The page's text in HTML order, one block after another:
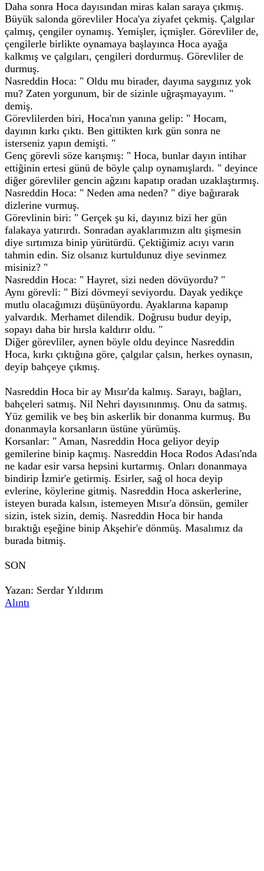
Daha sonra Hoca dayısından miras kalan saraya çıkmış.
Büyük salonda görevliler Hoca'ya ziyafet çekmiş. Çalgılar
çalmış, çengiler oynamış. Yemişler, içmişler. Görevliler de,
çengilerle birlikte oynamaya başlayınca Hoca ayağa
kalkmış ve çalgıları, çengileri dordurmuş. Görevliler de
durmuş.
Nasreddin Hoca: " Oldu mu birader, dayıma saygınız yok
mu? Zaten yorgunum, bir de sizinle uğraşmayayım. "
demiş.
Görevlilerden biri, Hoca'nın yanına gelip: " Hocam,
dayının kırkı çıktı. Ben gittikten kırk gün sonra ne
isterseniz yapın demişti. "
Genç görevli söze karışmış: " Hoca, bunlar dayın intihar
ettiğinin ertesi günü de böyle çalıp oynamışlardı. " deyince
diğer görevliler gencin ağzını kapatıp oradan uzaklaştırmış.
Nasreddin Hoca: " Neden ama neden? " diye bağırarak
dizlerine vurmuş.
Görevlinin biri: " Gerçek şu ki, dayınız bizi her gün
falakaya yatırırdı. Sonradan ayaklarımızın altı şişmesin
diye sırtımıza binip yürütürdü. Çektiğimiz acıyı varın
tahmin edin. Siz olsanız kurtuldunuz diye sevinmez
misiniz? "
Nasreddin Hoca: " Hayret, sizi neden dövüyordu? "
Aynı görevli: " Bizi dövmeyi seviyordu. Dayak yedikçe
mutlu olacağımızı düşünüyordu. Ayaklarına kapanıp
yalvardık. Merhamet dilendik. Doğrusu budur deyip,
sopayı daha bir hırsla kaldırır oldu. "
Diğer görevliler, aynen böyle oldu deyince Nasreddin
Hoca, kırkı çıktığına göre, çalgılar çalsın, herkes oynasın,
deyip bahçeye çıkmış.
Nasreddin Hoca bir ay Mısır'da kalmış. Sarayı, bağları,
bahçeleri satmış. Nil Nehri dayısınınmış. Onu da satmış.
Yüz gemilik ve beş bin askerlik bir donanma kurmuş. Bu
donanmayla korsanların üstüne yürümüş.
Korsanlar: " Aman, Nasreddin Hoca geliyor deyip
gemilerine binip kaçmış. Nasreddin Hoca Rodos Adası'nda
ne kadar esir varsa hepsini kurtarmış. Onları donanmaya
bindirip İzmir'e getirmiş. Esirler, sağ ol hoca deyip
evlerine, köylerine gitmiş. Nasreddin Hoca askerlerine,
isteyen burada kalsın, istemeyen Mısır'a dönsün, gemiler
sizin, istek sizin, demiş. Nasreddin Hoca bir handa
bıraktığı eşeğine binip Akşehir'e dönmüş. Masalımız da
burada bitmiş.
SON
Yazan: Serdar Yıldırım
Alıntı